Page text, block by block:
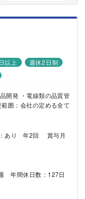
以上
週休2日制
開発 ・電線類の品質管
囲：会社の定める全て
あり 年2回 賞与月
年間休日数：127日